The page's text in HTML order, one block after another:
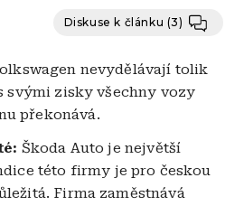
Diskuse k článku (3)
nevydělávají tolik
svými zisky všechny vozy
překonává.
Škoda Auto je největší
této firmy je pro českou
Firma zaměstnává